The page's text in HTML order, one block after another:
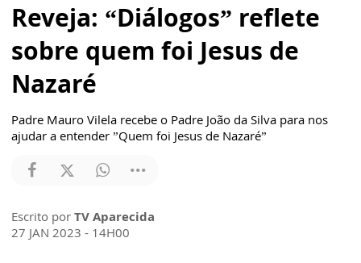
Reveja: “Diálogos” reflete
sobre quem foi Jesus de
Nazaré
Padre Mauro Vilela recebe o Padre João da Silva para nos
ajudar a entender ”Quem foi Jesus de Nazaré”
Escrito por TV Aparecida
27 JAN 2023 - 14H00